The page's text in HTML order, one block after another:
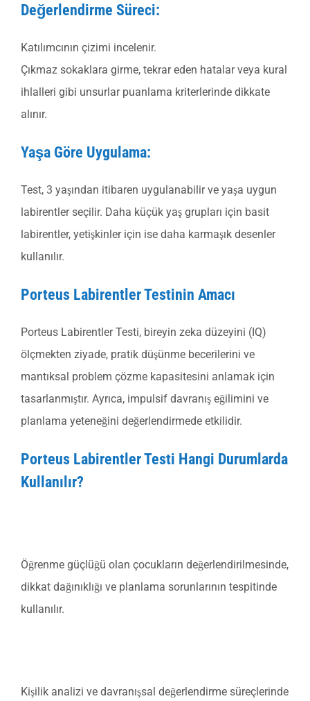
Değerlendirme Süreci:
Katılımcının çizimi incelenir.
Çıkmaz sokaklara girme, tekrar eden hatalar veya kural
ihlalleri gibi unsurlar puanlama kriterlerinde dikkate
alınır.
Yaşa Göre Uygulama:
Test, 3 yaşından itibaren uygulanabilir ve yaşa uygun
labirentler seçilir. Daha küçük yaş grupları için basit
labirentler, yetişkinler için ise daha karmaşık desenler
kullanılır.
Porteus Labirentler Testinin Amacı
Porteus Labirentler Testi, bireyin zeka düzeyini (IQ)
ölçmekten ziyade, pratik düşünme becerilerini ve
mantıksal problem çözme kapasitesini anlamak için
tasarlanmıştır. Ayrıca, impulsif davranış eğilimini ve
planlama yeteneğini değerlendirmede etkilidir.
Porteus Labirentler Testi Hangi Durumlarda
Kullanılır?
Öğrenme güçlüğü olan çocukların değerlendirilmesinde,
dikkat dağınıklığı ve planlama sorunlarının tespitinde
kullanılır.
Kişilik analizi ve davranışsal değerlendirme süreçlerinde